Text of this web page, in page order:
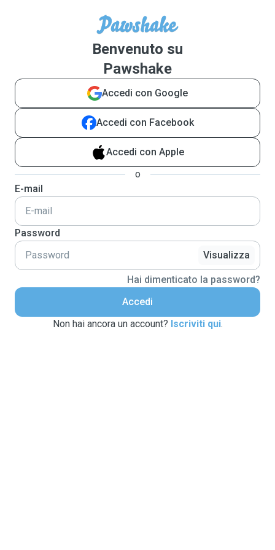
Benvenuto su
Pawshake
Accedi con Google
Accedi con Facebook
Accedi con Apple
o
E-mail
Password
Visualizza
Hai dimenticato la password?
Accedi
Non hai ancora un account? Iscriviti qui.